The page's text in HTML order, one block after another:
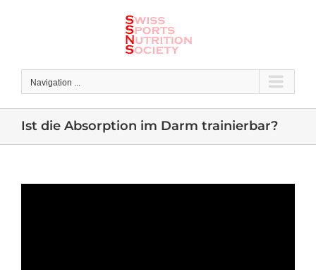
Navigation ...
Ist die Absorption im Darm trainierbar?